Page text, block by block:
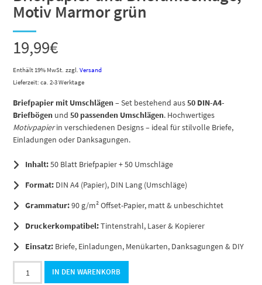
Motiv Marmor grün
19,99€
Enthält 19% MwSt. zzgl.Versand
Lieferzeit: ca. 2-3 Werktage
Briefpapier mit Umschlägen– Set bestehend aus50 DIN-A4-
Briefbögen und50 passenden Umschlägen. Hochwertiges
Motivpapierin verschiedenen Designs – ideal für stilvolle Briefe,
Einladungen oder Danksagungen.
Inhalt:50 Blatt Briefpapier + 50 Umschläge
Format: DIN A4 (Papier), DIN Lang (Umschläge)
Grammatur:90 g/m² Offset-Papier, matt & unbeschichtet
Druckerkompatibel:Tintenstrahl, Laser & Kopierer
Einsatz: Briefe, Einladungen, Menükarten, Danksagungen & DIY
50
Blatt
IN DEN WARENKORB